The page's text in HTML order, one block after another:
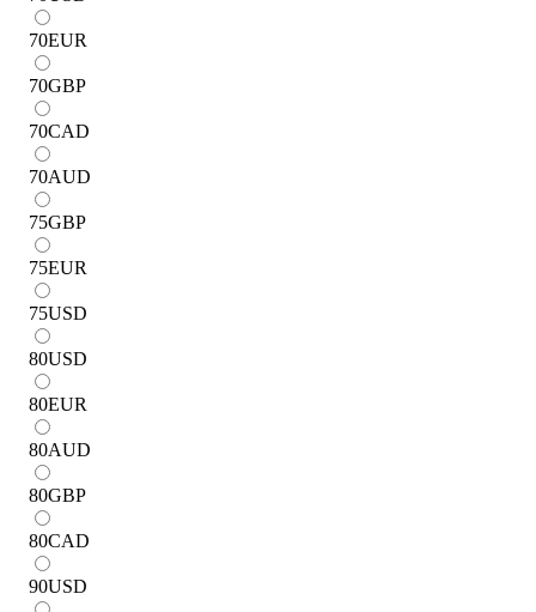
70EUR
70GBP
70CAD
70AUD
75GBP
75EUR
75USD
80USD
80EUR
80AUD
80GBP
80CAD
90USD